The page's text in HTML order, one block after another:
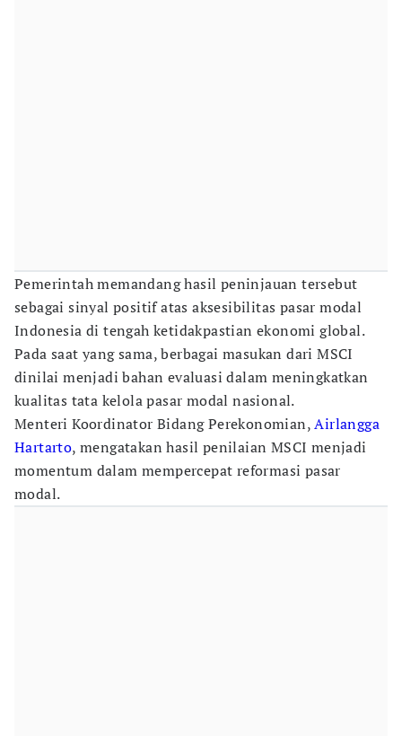
Pemerintah memandang hasil peninjauan tersebut
sebagai sinyal positif atas aksesibilitas pasar modal
Indonesia di tengah ketidakpastian ekonomi global.
Pada saat yang sama, berbagai masukan dari MSCI
dinilai menjadi bahan evaluasi dalam meningkatkan
kualitas tata kelola pasar modal nasional.
Menteri Koordinator Bidang Perekonomian,Airlangga
Hartarto, mengatakan hasil penilaian MSCI menjadi
momentum dalam mempercepat reformasi pasar
modal.